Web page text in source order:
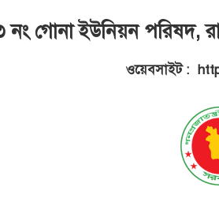
নং গোনা ইউনিয়ন পরিষদ,
ওয়েবসাইট :